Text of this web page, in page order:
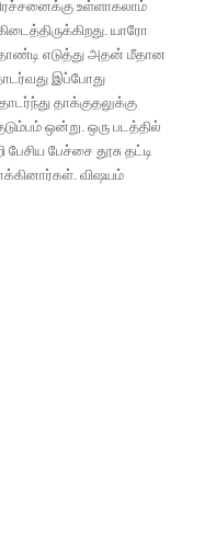
உள்ளாகலாம்
யாரோ
எடுத்து அதன் மீதான
இப்போது
தாக்குதலுக்கு
ஒன்று. ஒரு படத்தில்
பேச்சை தூசு தட்டி
விஷயம்